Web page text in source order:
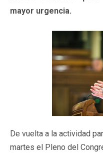
mayor urgencia.
De vuelta a la actividad
martes el Pleno del